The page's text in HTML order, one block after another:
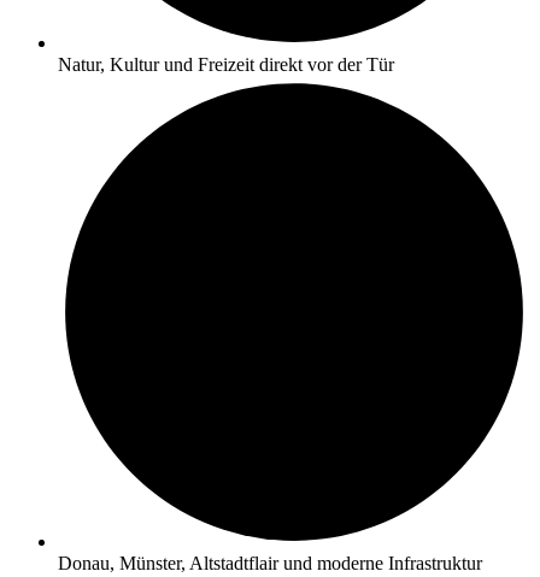
Natur, Kultur und Freizeit direkt vor der Tür
Donau, Münster, Altstadtflair und moderne Infrastruktur